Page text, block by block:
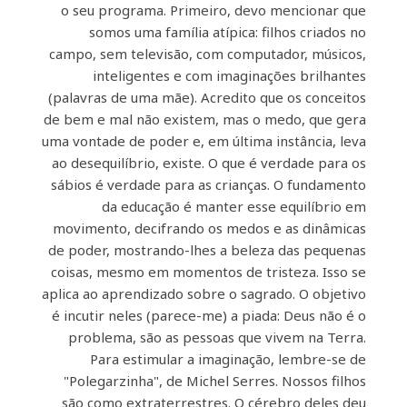
o seu programa. Primeiro, devo mencionar que
somos uma família atípica: filhos criados no
campo, sem televisão, com computador, músicos,
inteligentes e com imaginações brilhantes
(palavras de uma mãe). Acredito que os conceitos
de bem e mal não existem, mas o medo, que gera
uma vontade de poder e, em última instância, leva
ao desequilíbrio, existe. O que é verdade para os
sábios é verdade para as crianças. O fundamento
da educação é manter esse equilíbrio em
movimento, decifrando os medos e as dinâmicas
de poder, mostrando-lhes a beleza das pequenas
coisas, mesmo em momentos de tristeza. Isso se
aplica ao aprendizado sobre o sagrado. O objetivo
é incutir neles (parece-me) a piada: Deus não é o
problema, são as pessoas que vivem na Terra.
Para estimular a imaginação, lembre-se de
"Polegarzinha", de Michel Serres. Nossos filhos
são como extraterrestres. O cérebro deles deu